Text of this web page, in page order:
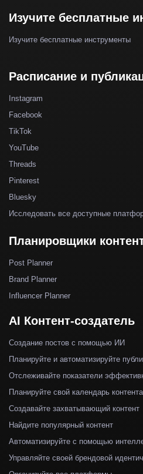
Изучите бесплатные
Изучите бесплатные инструменты
Расписание и
Instagram
Facebook
TikTok
YouTube
Threads
Pinterest
Bluesky
Исследовать все доступные
Планировщики
Post Planner
Brand Planner
Influencer Planner
AI Контент-создатель
Создание постов с помощью ИИ
Планируйте и автоматизируйте
Отслеживайте показатели
Планируйте свой календарь контента
Создавайте захватывающий контент
Найдите популярный контент
Автоматизируйте с помощью
Управляйте своей брендовой